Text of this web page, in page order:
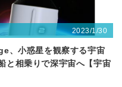
2023/1/30
、小惑星を観察する宇宙
相乗りで深宇宙へ【宇宙